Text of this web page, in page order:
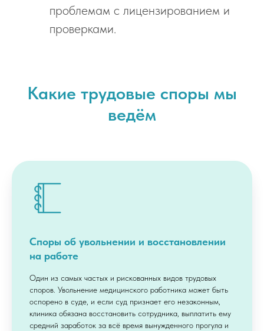
проблемам с лицензированием и
проверками.
Какие трудовые споры мы
ведём
Споры об увольнении и восстановлении
на работе
Один из самых частых и рискованных видов трудовых
споров. Увольнение медицинского работника может быть
оспорено в суде, и если суд признает его незаконным,
клиника обязана восстановить сотрудника, выплатить ему
средний заработок за всё время вынужденного прогула и